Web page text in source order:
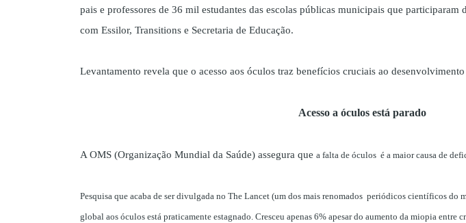
pais e professores de 36 mil estudantes das escolas públicas municipais que participaram
com Essilor, Transitions e Secretaria de Educação.
Levantamento revela que o acesso aos óculos traz benefícios cruciais ao
Acesso a óculos está parado
A OMS (Organização Mundial da Saúde) assegura que a falta de óculos é a maior causa de
Pesquisa que acaba de ser divulgada no The Lancet (um dos mais renomados periódicos científicos do
global aos óculos está praticamente estagnado. Cresceu apenas 6% apesar do aumento da miopia entre